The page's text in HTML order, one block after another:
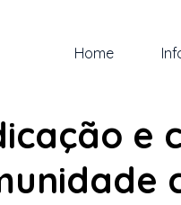
Home
e